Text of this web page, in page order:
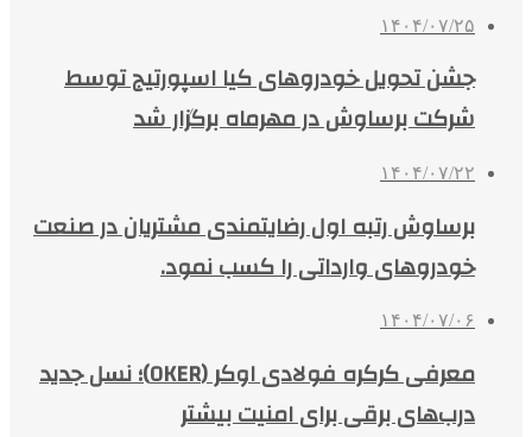
۱۴۰۴/۰۷/۲۵
جشن تحویل خودروهای کیا اسپورتیج توسط
شرکت برساوش در مهرماه برگزار شد
۱۴۰۴/۰۷/۲۲
برساوش رتبه اول رضایتمندی مشتریان در صنعت
خودروهای وارداتی را کسب نمود.
۱۴۰۴/۰۷/۰۶
معرفی کرکره فولادی اوکر (OKER)؛ نسل جدید
درب‌های برقی برای امنیت بیشتر